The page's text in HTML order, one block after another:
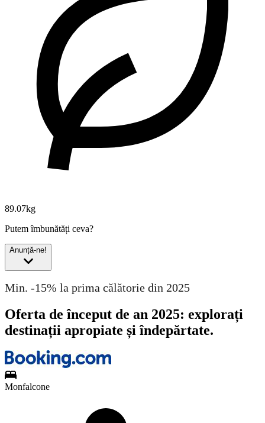
89.07kg
Putem îmbunătăți ceva?
Anunță-ne!
Min. -15% la prima călătorie din 2025
Oferta de început de an 2025: explorați
destinații apropiate și îndepărtate.
Monfalcone